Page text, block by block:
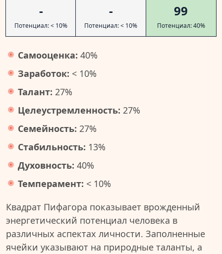
-
Потенциал: < 10%
-
Потенциал: < 10%
99
Потенциал: 40%
Самооценка: 40%
Заработок: < 10%
Талант: 27%
Целеустремленность: 27%
Семейность: 27%
Стабильность: 13%
Духовность: 40%
Темперамент: < 10%
Квадрат Пифагора показывает врожденный
энергетический потенциал человека в
различных аспектах личности. Заполненные
ячейки указывают на природные таланты, а